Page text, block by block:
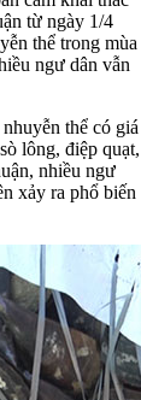
từ ngày 1/4
thể trong mùa
ngư dân vẫn
thể có giá
lông, điệp quạt,
nhiều ngư
xảy ra phổ biến